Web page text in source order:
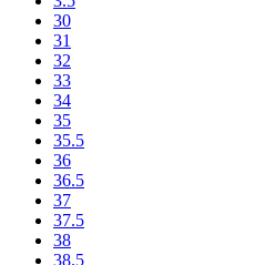
30
31
32
33
34
35
35.5
36
36.5
37
37.5
38
38.5